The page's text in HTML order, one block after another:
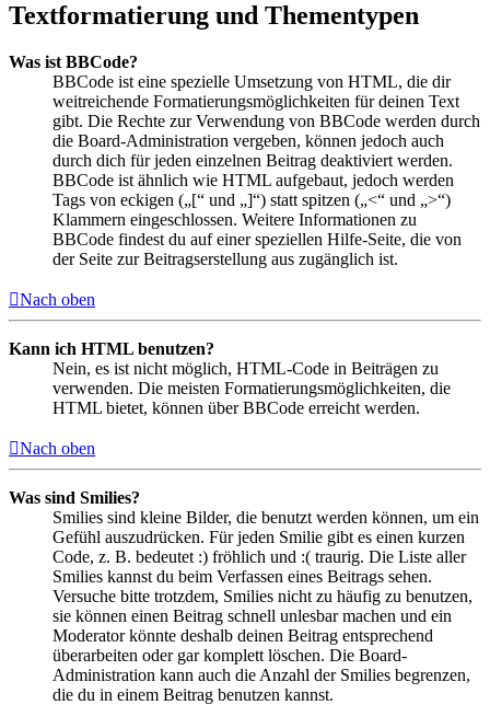
Textformatierung und Thementypen
Was ist BBCode?
BBCode ist eine spezielle Umsetzung von HTML, die dir
weitreichende Formatierungsmöglichkeiten für deinen Text
gibt. Die Rechte zur Verwendung von BBCode werden durch
die Board-Administration vergeben, können jedoch auch
durch dich für jeden einzelnen Beitrag deaktiviert werden.
BBCode ist ähnlich wie HTML aufgebaut, jedoch werden
Tags von eckigen („[“ und „]“) statt spitzen („<“ und „>“)
Klammern eingeschlossen. Weitere Informationen zu
BBCode findest du auf einer speziellen Hilfe-Seite, die von
der Seite zur Beitragserstellung aus zugänglich ist.
Nach oben
Kann ich HTML benutzen?
Nein, es ist nicht möglich, HTML-Code in Beiträgen zu
verwenden. Die meisten Formatierungsmöglichkeiten, die
HTML bietet, können über BBCode erreicht werden.
Nach oben
Was sind Smilies?
Smilies sind kleine Bilder, die benutzt werden können, um ein
Gefühl auszudrücken. Für jeden Smilie gibt es einen kurzen
Code, z. B. bedeutet :) fröhlich und :( traurig. Die Liste aller
Smilies kannst du beim Verfassen eines Beitrags sehen.
Versuche bitte trotzdem, Smilies nicht zu häufig zu benutzen,
sie können einen Beitrag schnell unlesbar machen und ein
Moderator könnte deshalb deinen Beitrag entsprechend
überarbeiten oder gar komplett löschen. Die Board-
Administration kann auch die Anzahl der Smilies begrenzen,
die du in einem Beitrag benutzen kannst.